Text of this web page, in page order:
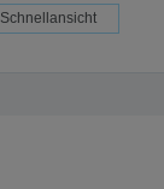
Schnellansicht